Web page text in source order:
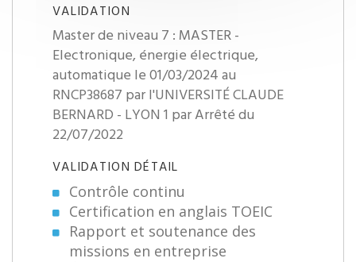
VALIDATION
Master de niveau 7 : MASTER -
Electronique, énergie électrique,
automatique le 01/03/2024 au
RNCP38687 par l'UNIVERSITÉ CLAUDE
BERNARD - LYON 1 par Arrêté du
22/07/2022
VALIDATION DÉTAIL
Contrôle continu
Certification en anglais TOEIC
Rapport et soutenance des
missions en entreprise